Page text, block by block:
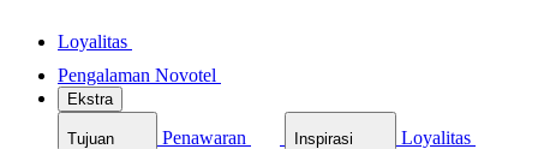
Loyalitas
Pengalaman Novotel
Ekstra
Tujuan Penawaran Inspirasi
Loyalitas